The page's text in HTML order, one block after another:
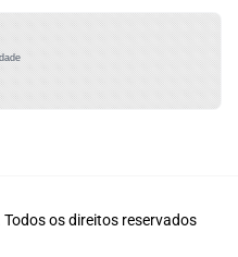
Todos os direitos reservados